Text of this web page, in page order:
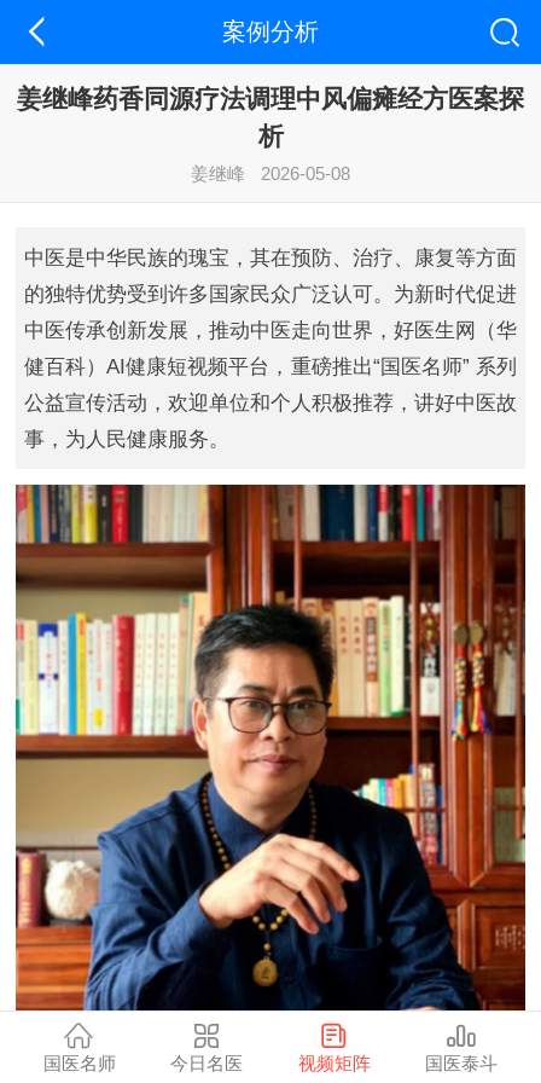
案例分析
姜继峰药香同源疗法调理中风偏瘫经方医案探
析
姜继峰 2026-05-08
中医是中华民族的瑰宝，其在预防、治疗、康复等方面
的独特优势受到许多国家民众广泛认可。为新时代促进
中医传承创新发展，推动中医走向世界，好医生网（华
健百科）AI健康短视频平台，重磅推出“国医名师” 系列
公益宣传活动，欢迎单位和个人积极推荐，讲好中医故
事，为人民健康服务。
国医名师 今日名医 视频矩阵 国医泰斗